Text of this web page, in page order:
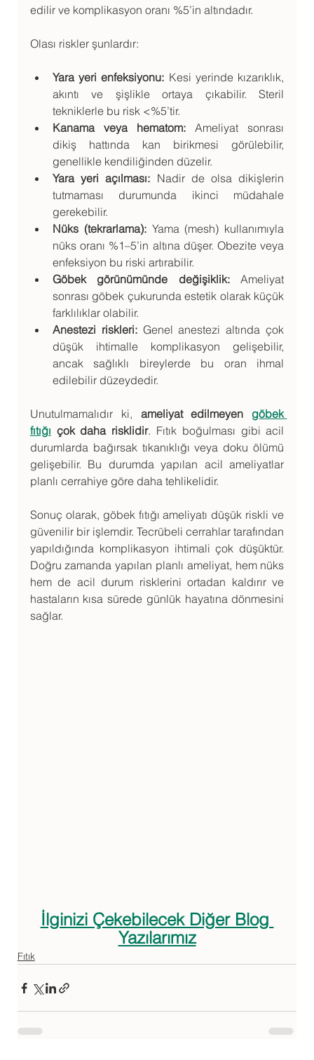
edilir ve komplikasyon oranı %5’in altındadır.
Olası riskler şunlardır:
Yara yeri enfeksiyonu: Kesi yerinde kızarıklık,
akıntı ve şişlikle ortaya çıkabilir. Steril
tekniklerle bu risk <%5’tir.
Kanama veya hematom: Ameliyat sonrası
dikiş hattında kan birikmesi görülebilir,
genellikle kendiliğinden düzelir.
Yara yeri açılması: Nadir de olsa dikişlerin
tutmaması durumunda ikinci müdahale
gerekebilir.
Nüks (tekrarlama): Yama (mesh) kullanımıyla
nüks oranı %1–5’in altına düşer. Obezite veya
enfeksiyon bu riski artırabilir.
Göbek görünümünde değişiklik: Ameliyat
sonrası göbek çukurunda estetik olarak küçük
farklılıklar olabilir.
Anestezi riskleri: Genel anestezi altında çok
düşük ihtimalle komplikasyon gelişebilir,
ancak sağlıklı bireylerde bu oran ihmal
edilebilir düzeydedir.
Unutulmamalıdır ki, ameliyat edilmeyen göbek
fıtığı çok daha risklidir. Fıtık boğulması gibi acil
durumlarda bağırsak tıkanıklığı veya doku ölümü
gelişebilir. Bu durumda yapılan acil ameliyatlar
planlı cerrahiye göre daha tehlikelidir.
Sonuç olarak, göbek fıtığı ameliyatı düşük riskli ve
güvenilir bir işlemdir. Tecrübeli cerrahlar tarafından
yapıldığında komplikasyon ihtimali çok düşüktür.
Doğru zamanda yapılan planlı ameliyat, hem nüks
hem de acil durum risklerini ortadan kaldırır ve
hastaların kısa sürede günlük hayatına dönmesini
sağlar.
İlginizi Çekebilecek Diğer Blog
Yazılarımız
Fıtık